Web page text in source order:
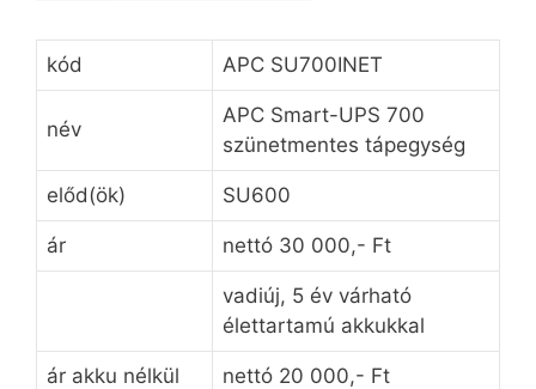
kód APC SU700INET
név
APC Smart-UPS 700
szünetmentes tápegység
előd(ök) SU600
ár nettó 30 000,- Ft
vadiúj, 5 év várható
élettartamú akkukkal
ár akku nélkül nettó 20 000,- Ft